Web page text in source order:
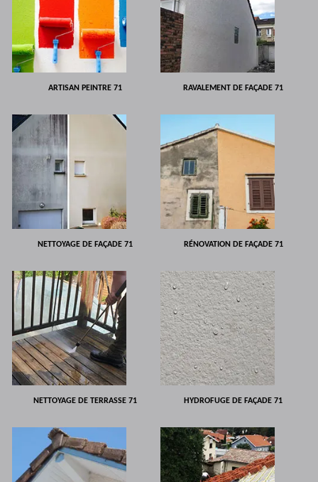
ARTISAN PEINTRE 71 RAVALEMENT DE FAÇADE 71
NETTOYAGE DE FAÇADE 71 RÉNOVATION DE FAÇADE 71
NETTOYAGE DE TERRASSE 71 HYDROFUGE DE FAÇADE 71